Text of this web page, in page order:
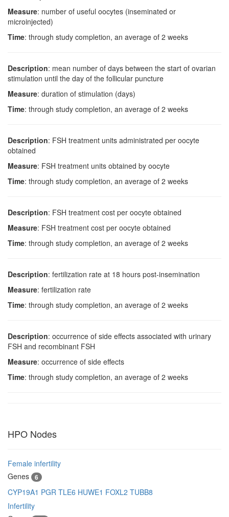
Measure: number of useful oocytes (inseminated or
microinjected)
Time: through study completion, an average of 2 weeks
Description: mean number of days between the start of ovarian
stimulation until the day of the follicular puncture
Measure: duration of stimulation (days)
Time: through study completion, an average of 2 weeks
Description: FSH treatment units administrated per oocyte
obtained
Measure: FSH treatment units obtained by oocyte
Time: through study completion, an average of 2 weeks
Description: FSH treatment cost per oocyte obtained
Measure: FSH treatment cost per oocyte obtained
Time: through study completion, an average of 2 weeks
Description: fertilization rate at 18 hours post-insemination
Measure: fertilization rate
Time: through study completion, an average of 2 weeks
Description: occurrence of side effects associated with urinary
FSH and recombinant FSH
Measure: occurrence of side effects
Time: through study completion, an average of 2 weeks
HPO Nodes
Female infertility
Genes
6
CYP19A1 PGR TLE6 HUWE1 FOXL2 TUBB8
Infertility